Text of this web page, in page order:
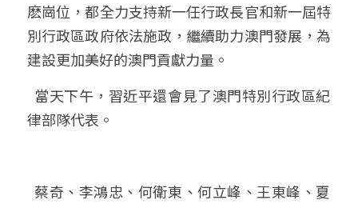
麽崗位，都全力支持新一任行政長官和新一屆特
別行政區政府依法施政，繼續助力澳門發展，為
建設更加美好的澳門貢獻力量。
律部隊代表。